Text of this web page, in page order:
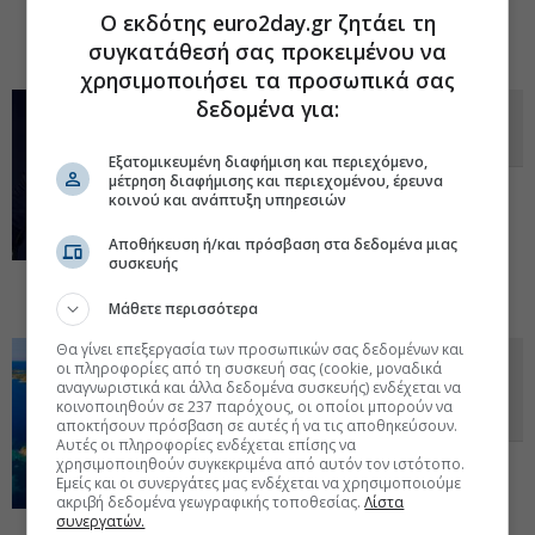
η διοίκηση σε τηλεδιάσκεψη με τους αναλυτές.18 Σεπ 2025 -
Η συμμαχία Aegean-IndiGo με
Τι προβλέπει η συμφωνία της ελληνικής
αεροπορικής με την πρώτη σε
Ινδίας. Στόχευση για τετραπλασιασμό των
διετίας.16 Σεπ 2025 - 07:33
Τουρισμός: Οι δύο επενδύσεις 160
εκατ. που χρίστηκαν
«στρατηγικές»
Ο σχεδιασμός Σμπώκου-Βασιλάκη στην
Κρήτη και το project Ανδρεάδη στη
Χαλκιδική. Το πράσινο φως από τη
Ο εκδότης euro2day.gr ζητάει τη
συγκατάθεσή σας προκειμένου να
χρησιμοποιήσει τα προσωπικά σας
δεδομένα για:
Εξατομικευμένη διαφήμιση και περιεχόμενο,
μέτρηση διαφήμισης και περιεχομένου, έρευνα
κοινού και ανάπτυξη υπηρεσιών
Αποθήκευση ή/και πρόσβαση στα δεδομένα μιας
συσκευής
Μάθετε περισσότερα
Θα γίνει επεξεργασία των προσωπικών σας δεδομένων και
οι πληροφορίες από τη συσκευή σας (cookie, μοναδικά
αναγνωριστικά και άλλα δεδομένα συσκευής) ενδέχεται να
κοινοποιηθούν σε 237 παρόχους, οι οποίοι μπορούν να
αποκτήσουν πρόσβαση σε αυτές ή να τις αποθηκεύσουν.
Αυτές οι πληροφορίες ενδέχεται επίσης να
χρησιμοποιηθούν συγκεκριμένα από αυτόν τον ιστότοπο.
Εμείς και οι συνεργάτες μας ενδέχεται να χρησιμοποιούμε
ακριβή δεδομένα γεωγραφικής τοποθεσίας.Λίστα
συνεργατών.